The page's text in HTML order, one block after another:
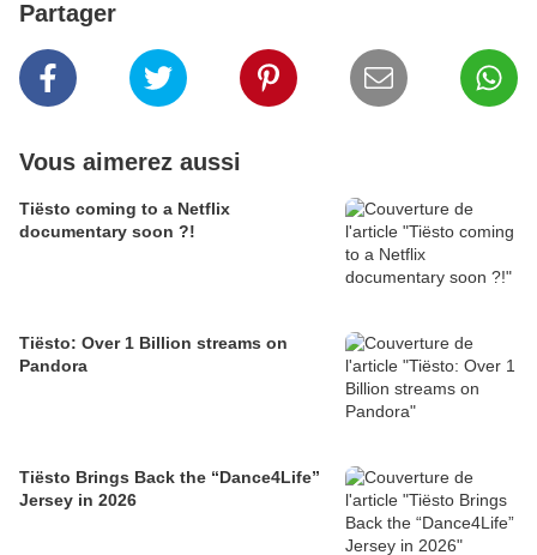
Partager
Vous aimerez aussi
Tiësto coming to a Netflix
documentary soon ?!
Tiësto: Over 1 Billion streams on
Pandora
Tiësto Brings Back the “Dance4Life”
Jersey in 2026